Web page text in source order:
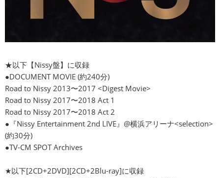
★以下【Nissy盤】に収録
●DOCUMENT MOVIE (約240分)
Road to Nissy 2013〜2017 <Digest Movie>
Road to Nissy 2017〜2018 Act 1
Road to Nissy 2017〜2018 Act 2
●『Nissy Entertainment 2nd LIVE』@横浜アリーナ<selection>
(約30分)
●TV-CM SPOT Archives
★以下[2CD+2DVD][2CD+2Blu-ray]に収録